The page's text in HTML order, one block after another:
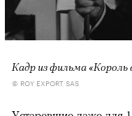
Кадр из фильма
© ROY EXPORT SAS